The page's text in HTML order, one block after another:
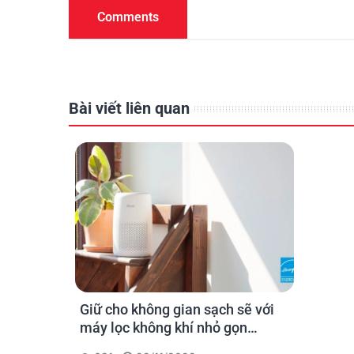
Comments
Bài viết liên quan
Giữ cho không gian sạch sẽ với
máy lọc không khí nhỏ gọn